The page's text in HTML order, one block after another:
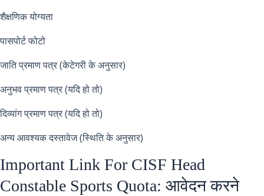
शैक्षणिक योग्यता
पासपोर्ट फोटो
जाति प्रमाण पत्र (केटेगरी के अनुसार)
अनुभव प्रमाण पत्र (यदि हो तो)
दिव्यांग प्रमाण पत्र (यदि हो तो)
अन्य आवश्यक दस्तावेज (स्थिति के अनुसार)
Important Link For CISF Head
Constable Sports Quota: आवेदन करने